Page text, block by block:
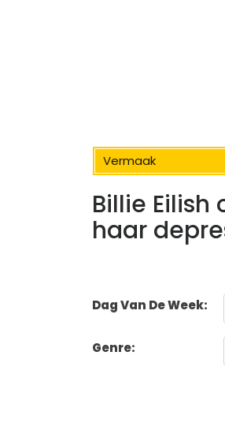
Vermaak
Billie
haar
Dag Van De Week:
Genre: